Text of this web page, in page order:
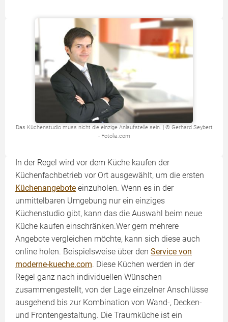
Das Küchenstudio muss nicht die einzige Anlaufstelle sein. | © Gerhard Seybert
- Fotolia.com
In der Regel wird vor dem Küche kaufen der
Küchenfachbetrieb vor Ort ausgewählt, um die ersten
Küchenangebote einzuholen. Wenn es in der
unmittelbaren Umgebung nur ein einziges
Küchenstudio gibt, kann das die Auswahl beim neue
Küche kaufen einschränken.Wer gern mehrere
Angebote vergleichen möchte, kann sich diese auch
online holen. Beispielsweise über den Service von
moderne-kueche.com. Diese Küchen werden in der
Regel ganz nach individuellen Wünschen
zusammengestellt, von der Lage einzelner Anschlüsse
ausgehend bis zur Kombination von Wand-, Decken-
und Frontengestaltung. Die Traumküche ist ein